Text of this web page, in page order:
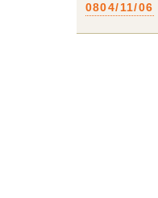
0804/11/06